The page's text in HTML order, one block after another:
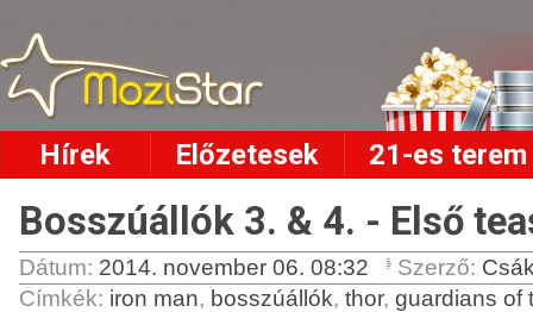
Hírek Előzetesek 21-es terem
Bosszúállók 3. & 4. - Első
Dátum: 2014. november 06. 08:32 Szerző:
Címkék: iron man, bosszúállók, thor, guardians of